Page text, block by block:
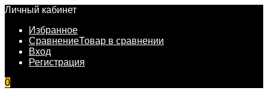
Личный кабинет
Избранное
СравнениеТовар в сравнении
Вход
Регистрация
0